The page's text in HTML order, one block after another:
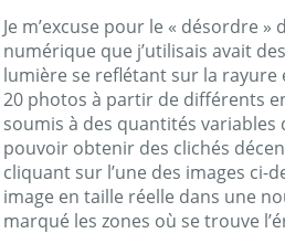
Je m’excuse pour le « désordre
numérique que j’utilisais avait
lumière se reflétant sur la rayure
20 photos à partir de différents
soumis à des quantités variables
pouvoir obtenir des clichés
cliquant sur l’une des images ci-
image en taille réelle dans une
marqué les zones où se trouve